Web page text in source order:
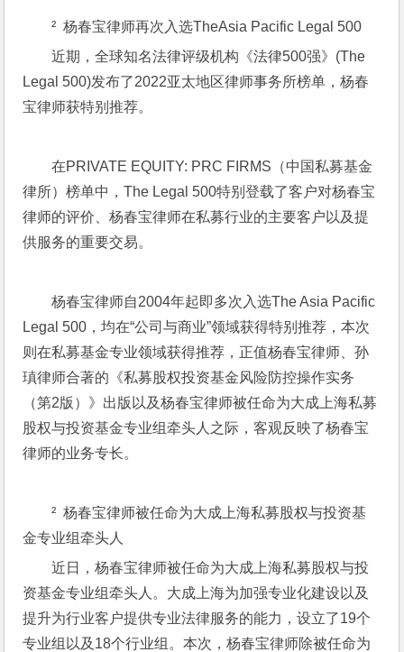
²  杨春宝律师再次入选TheAsia Pacific Legal 500
近期，全球知名法律评级机构《法律500强》(The
Legal 500)发布了2022亚太地区律师事务所榜单，杨春
宝律师获特别推荐。
在PRIVATE EQUITY: PRC FIRMS（中国私募基金
律所）榜单中，The Legal 500特别登载了客户对杨春宝
律师的评价、杨春宝律师在私募行业的主要客户以及提
供服务的重要交易。
杨春宝律师自2004年起即多次入选The Asia Pacific
Legal 500，均在“公司与商业”领域获得特别推荐，本次
则在私募基金专业领域获得推荐，正值杨春宝律师、孙
瑱律师合著的《私募股权投资基金风险防控操作实务
（第2版）》出版以及杨春宝律师被任命为大成上海私募
股权与投资基金专业组牵头人之际，客观反映了杨春宝
律师的业务专长。
²  杨春宝律师被任命为大成上海私募股权与投资基
金专业组牵头人
近日，杨春宝律师被任命为大成上海私募股权与投
资基金专业组牵头人。大成上海为加强专业化建设以及
提升为行业客户提供专业法律服务的能力，设立了19个
专业组以及18个行业组。本次，杨春宝律师除被任命为